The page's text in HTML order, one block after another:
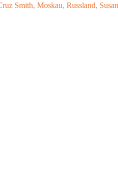
Smith, Moskau, Russland,